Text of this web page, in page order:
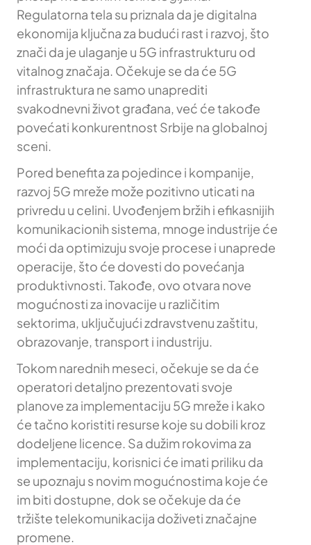
Regulatorna tela su priznala da je digitalna
ekonomija ključna za budući rast i razvoj, što
znači da je ulaganje u 5G infrastrukturu od
vitalnog značaja. Očekuje se da će 5G
infrastruktura ne samo unaprediti
svakodnevni život građana, već će takođe
povećati konkurentnost Srbije na globalnoj
sceni.
Pored benefita za pojedince i kompanije,
razvoj 5G mreže može pozitivno uticati na
privredu u celini. Uvođenjem bržih i efikasnijih
komunikacionih sistema, mnoge industrije će
moći da optimizuju svoje procese i unaprede
operacije, što će dovesti do povećanja
produktivnosti. Takođe, ovo otvara nove
mogućnosti za inovacije u različitim
sektorima, uključujući zdravstvenu zaštitu,
obrazovanje, transport i industriju.
Tokom narednih meseci, očekuje se da će
operatori detaljno prezentovati svoje
planove za implementaciju 5G mreže i kako
će tačno koristiti resurse koje su dobili kroz
dodeljene licence. Sa dužim rokovima za
implementaciju, korisnici će imati priliku da
se upoznaju s novim mogućnostima koje će
im biti dostupne, dok se očekuje da će
tržište telekomunikacija doživeti značajne
promene.